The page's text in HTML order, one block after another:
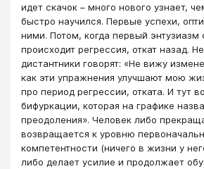
идет скачок – много нового узнает,
быстро научился. Первые успехи,
ними. Потом, когда первый энтузиазм
происходит регрессия, откат назад.
дистантники говорят: «Не вижу
как эти упражнения улучшают мою
про период регрессии, отката. И тут
бифуркации, которая на графике
преодоления». Человек либо
возвращается к уровню
компетентности (ничего в жизни у
либо делает усилие и продолжает